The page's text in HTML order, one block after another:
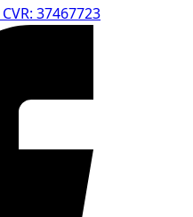
CVR: 37467723